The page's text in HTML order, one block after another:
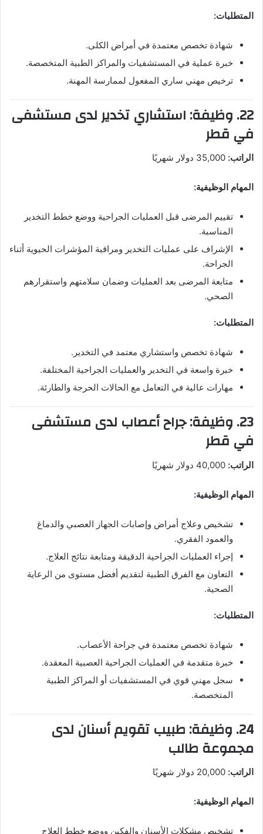
المتطلبات:
شهادة تخصص معتمدة في أمراض الكلى.
خبرة عملية في المستشفيات والمراكز الطبية المتخصصة.
ترخيص مهني ساري المفعول لممارسة المهنة.
22. وظيفة: استشاري تخدير لدى مستشفى
في قطر
الراتب:
المهام الوظيفية:
تقييم المرضى قبل العمليات الجراحية ووضع خطط التخدير
المناسبة.
الإشراف على عمليات التخدير ومراقبة المؤشرات الحيوية أثناء
الجراحة.
متابعة المرضى بعد العمليات وضمان سلامتهم واستقرارهم
الصحي.
المتطلبات:
شهادة تخصص واستشاري معتمد في التخدير.
خبرة واسعة في التخدير والعمليات الجراحية المختلفة.
مهارات عالية في التعامل مع الحالات الحرجة والطارئة.
23. وظيفة: جراح أعصاب لدى مستشفى
في قطر
الراتب:
المهام الوظيفية:
تشخيص وعلاج أمراض وإصابات الجهاز العصبي والدماغ
والعمود الفقري.
إجراء العمليات الجراحية الدقيقة ومتابعة نتائج العلاج.
التعاون مع الفرق الطبية لتقديم أفضل مستوى من الرعاية
الصحية.
المتطلبات:
شهادة تخصص معتمدة في جراحة الأعصاب.
خبرة متقدمة في العمليات الجراحية العصبية المعقدة.
سجل مهني قوي في المستشفيات أو المراكز الطبية
المتخصصة.
24. وظيفة: طبيب تقويم أسنان لدى
مجموعة طالب
الراتب:
المهام الوظيفية:
تشخيص مشكلات الأسنان والفكين ووضع خطط العلاج